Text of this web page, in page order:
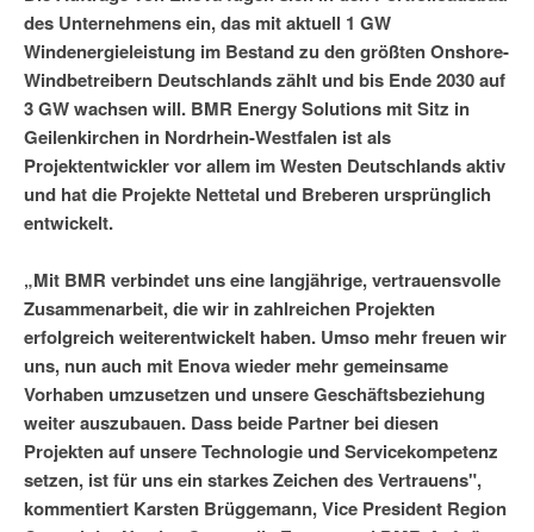
des Unternehmens ein, das mit aktuell 1 GW
Windenergieleistung im Bestand zu den größten Onshore-
Windbetreibern Deutschlands zählt und bis Ende 2030 auf
3 GW wachsen will. BMR Energy Solutions mit Sitz in
Geilenkirchen in Nordrhein-Westfalen ist als
Projektentwickler vor allem im Westen Deutschlands aktiv
und hat die Projekte Nettetal und Breberen ursprünglich
entwickelt.
„Mit BMR verbindet uns eine langjährige, vertrauensvolle
Zusammenarbeit, die wir in zahlreichen Projekten
erfolgreich weiterentwickelt haben. Umso mehr freuen wir
uns, nun auch mit Enova wieder mehr gemeinsame
Vorhaben umzusetzen und unsere Geschäftsbeziehung
weiter auszubauen. Dass beide Partner bei diesen
Projekten auf unsere Technologie und Servicekompetenz
setzen, ist für uns ein starkes Zeichen des Vertrauens",
kommentiert Karsten Brüggemann, Vice President Region